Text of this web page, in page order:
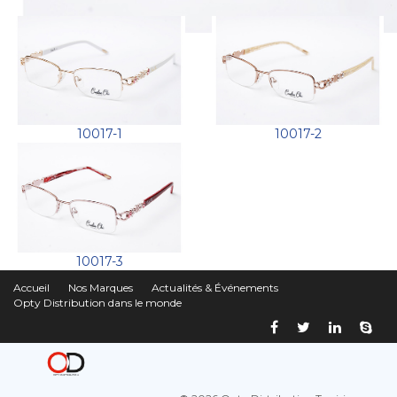
10017-1 10017-2
10017-3
Accueil Nos Marques
Actualités & Événements
Opty Distribution dans le monde